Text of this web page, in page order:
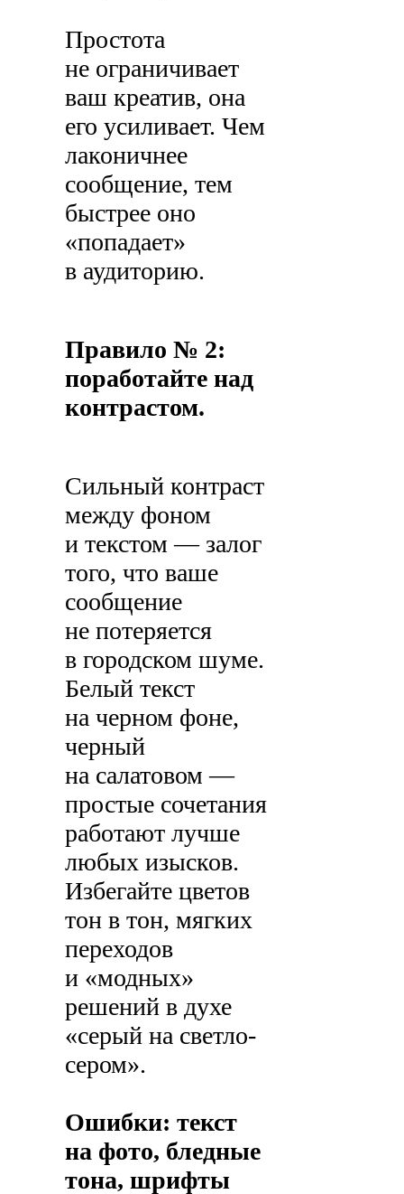
Простота
не ограничивает
ваш креатив, она
его усиливает. Чем
лаконичнее
сообщение, тем
быстрее оно
«попадает»
в аудиторию.
Правило № 2:
поработайте над
контрастом.
Сильный контраст
между фоном
и текстом — залог
того, что ваше
сообщение
не потеряется
в городском шуме.
Белый текст
на черном фоне,
черный
на салатовом —
простые сочетания
работают лучше
любых изысков.
Избегайте цветов
тон в тон, мягких
переходов
и «модных»
решений в духе
«серый на светло-
сером».
Ошибки: текст
на фото, бледные
тона, шрифты